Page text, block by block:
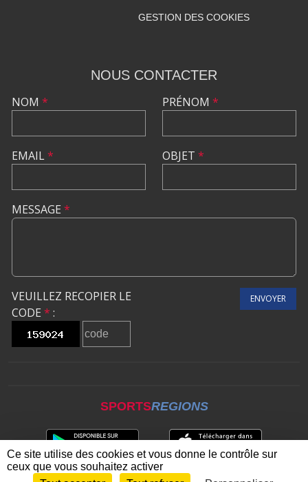
GESTION DES COOKIES
NOUS CONTACTER
NOM *
EMAIL*
PRÉNOM *
OBJET *
MESSAGE *
VEUILLEZ RECOPIER LE
CODE * :
ENVOYER
SPORTSREGIONS
Ce site utilise des cookies et vous donne le contrôle sur
ceux que vous souhaitez activer